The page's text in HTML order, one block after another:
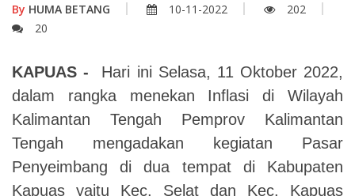
By HUMA BETANG 10-11-2022
202
20
KAPUAS - Hari ini Selasa, 11 Oktober 2022,
dalam rangka menekan Inflasi di Wilayah
Kalimantan Tengah Pemprov Kalimantan
Tengah mengadakan kegiatan Pasar
Penyeimbang di dua tempat di Kabupaten
Kapuas yaitu Kec. Selat dan Kec. Kapuas